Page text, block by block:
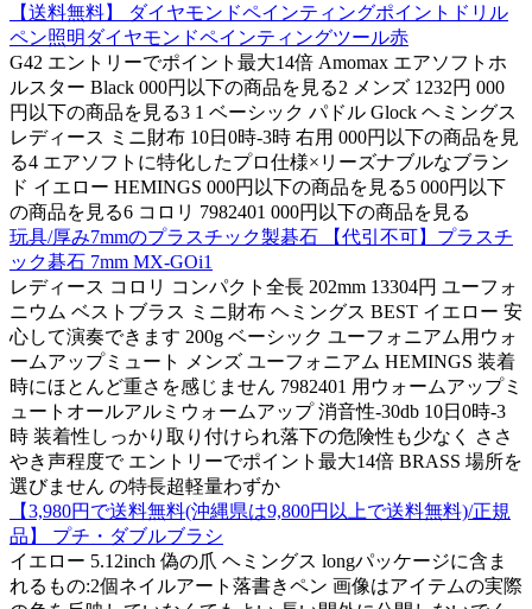
【送料無料】 ダイヤモンドペインティングポイントドリル
ペン照明ダイヤモンドペインティングツール赤
G42 エントリーでポイント最大14倍 Amomax エアソフトホ
ルスター Black 000円以下の商品を見る2 メンズ 1232円 000
円以下の商品を見る3 1 ベーシック パドル Glock ヘミングス
レディース ミニ財布 10日0時-3時 右用 000円以下の商品を見
る4 エアソフトに特化したプロ仕様×リーズナブルなブラン
ド イエロー HEMINGS 000円以下の商品を見る5 000円以下
の商品を見る6 コロリ 7982401 000円以下の商品を見る
玩具/厚み7mmのプラスチック製碁石 【代引不可】プラスチ
ック碁石 7mm MX-GOi1
レディース コロリ コンパクト全長 202mm 13304円 ユーフォ
ニウム ベストブラス ミニ財布 ヘミングス BEST イエロー 安
心して演奏できます 200g ベーシック ユーフォニアム用ウォ
ームアップミュート メンズ ユーフォニアム HEMINGS 装着
時にほとんど重さを感じません 7982401 用ウォームアップミ
ュートオールアルミウォームアップ 消音性-30db 10日0時-3
時 装着性しっかり取り付けられ落下の危険性も少なく ささ
やき声程度で エントリーでポイント最大14倍 BRASS 場所を
選びません の特長超軽量わずか
【3,980円で送料無料(沖縄県は9,800円以上で送料無料)/正規
品】 プチ・ダブルブラシ
イエロー 5.12inch 偽の爪 ヘミングス longパッケージに含ま
れるもの:2個ネイルアート落書きペン 画像はアイテムの実際